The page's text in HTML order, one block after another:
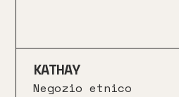
KATHAY
Negozio etnico